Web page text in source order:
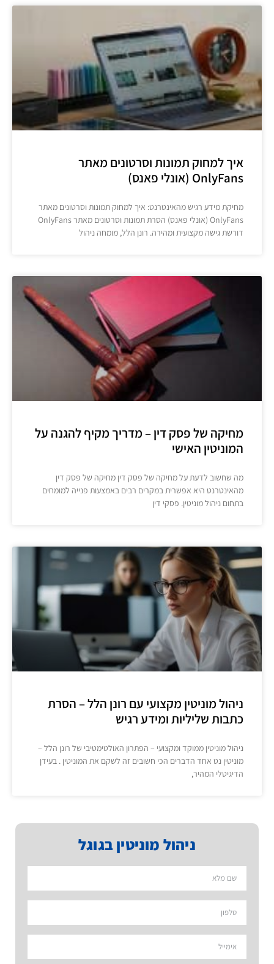
ניהול מוניטין בגוגל
איך למחוק תמונות וסרטונים מאתר
OnlyFans (אונלי פאנס)
מחיקת מידע רגיש מהאינטרנט: איך למחוק תמונות וסרטונים מאתר
OnlyFans (אונלי פאנס) הסרת תמונות וסרטונים מאתר OnlyFans
דורשת גישה מקצועית ומהירה. רונן הלל, מומחה ניהול
מחיקה של פסק דין – מדריך מקיף להגנה על
המוניטין האישי
מה שחשוב לדעת על מחיקה של פסק דין מחיקה של פסק דין
מהאינטרנט היא אפשרית במקרים רבים באמצעות פנייה למומחים
בתחום ניהול מוניטין. פסקי דין
ניהול מוניטין מקצועי עם רונן הלל – הסרת
כתבות שליליות ומידע רגיש
ניהול מוניטין ממוקד ומקצועי – הפתרון האולטימטיבי של רונן הלל –
מוניטין נט אחד הדברים הכי חשובים זה לשקם את המוניטין . בעידן
הדיגיטלי המהיר,